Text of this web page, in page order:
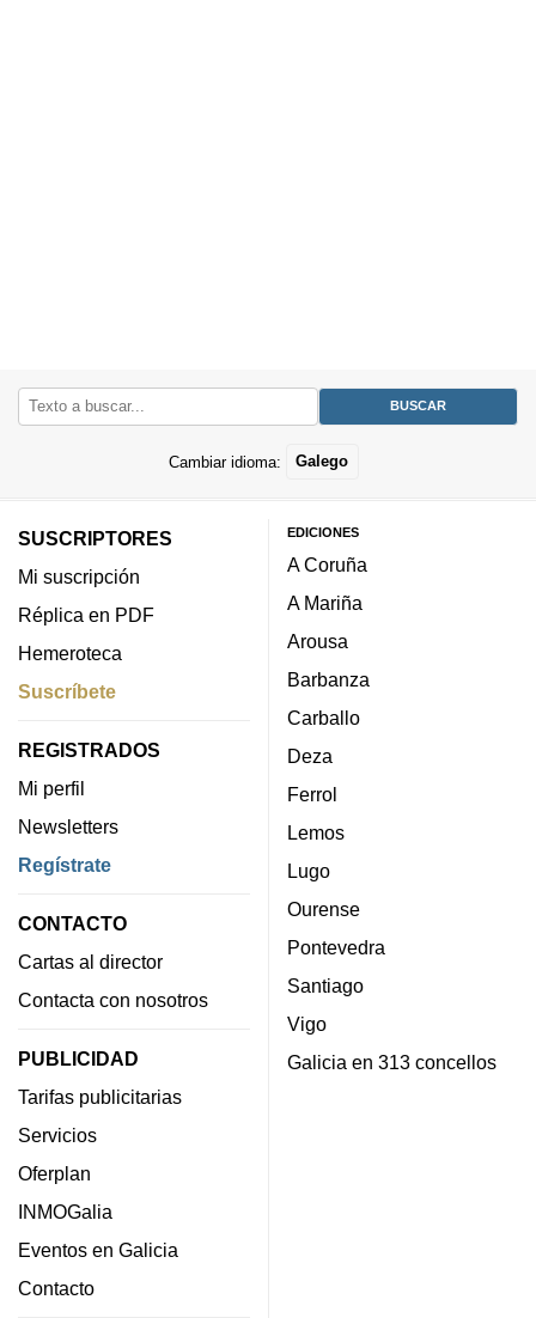
Cambiar idioma: Galego
SUSCRIPTORES
Mi suscripción
Réplica en PDF
Hemeroteca
Suscríbete
REGISTRADOS
Mi perfil
Newsletters
Regístrate
CONTACTO
Cartas al director
Contacta con nosotros
PUBLICIDAD
Tarifas publicitarias
Servicios
Oferplan
INMOGalia
Eventos en Galicia
Contacto
EDICIONES
A Coruña
A Mariña
Arousa
Barbanza
Carballo
Deza
Ferrol
Lemos
Lugo
Ourense
Pontevedra
Santiago
Vigo
Galicia en 313 concellos